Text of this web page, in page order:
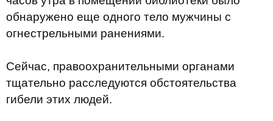
обнаружено еще одного тело мужчины с
огнестрельными ранениями.
Сейчас, правоохранительными органами
тщательно расследуются обстоятельства
гибели этих людей.